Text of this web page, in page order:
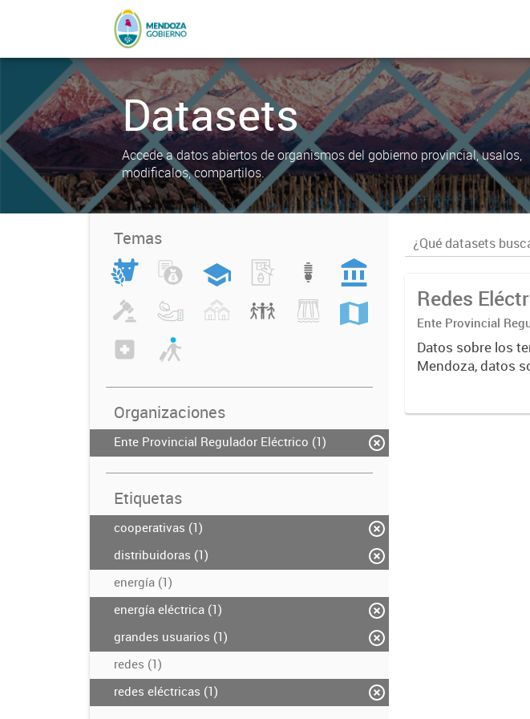
Datasets
Accede a datos abiertos de organismos del gobierno provincial, usalos,
modificalos, compartilos.
Temas
Organizaciones
Ente Provincial Regulador Eléctrico (1)
Etiquetas
cooperativas (1)
distribuidoras (1)
energía (1)
energía eléctrica (1)
grandes usuarios (1)
redes (1)
redes eléctricas (1)
Redes
Ente Provincial
Datos sobre los
Mendoza, datos